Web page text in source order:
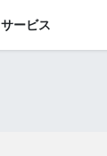
サービス